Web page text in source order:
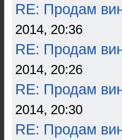
RE: Продам
2014, 20:36
RE: Продам
2014, 20:26
RE: Продам
2014, 20:30
RE: Продам